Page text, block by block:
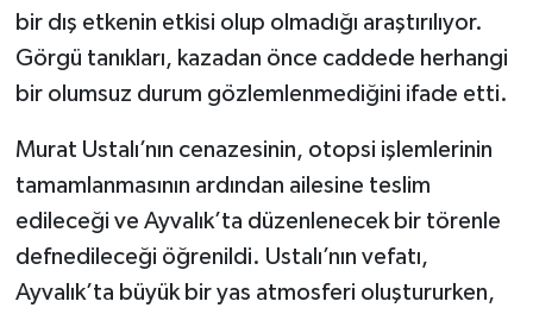
bir dış etkenin etkisi olup olmadığı araştırılıyor.
Görgü tanıkları, kazadan önce caddede herhangi
bir olumsuz durum gözlemlenmediğini ifade etti.
Murat Ustalı’nın cenazesinin, otopsi işlemlerinin
tamamlanmasının ardından ailesine teslim
edileceği ve Ayvalık’ta düzenlenecek bir törenle
defnedileceği öğrenildi. Ustalı’nın vefatı,
Ayvalık’ta büyük bir yas atmosferi oluştururken,